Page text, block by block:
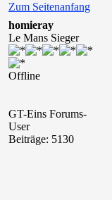
Zum Seitenanfang
homieray
Le Mans Sieger
Offline
GT-Eins Forums-
User
Beiträge: 5130